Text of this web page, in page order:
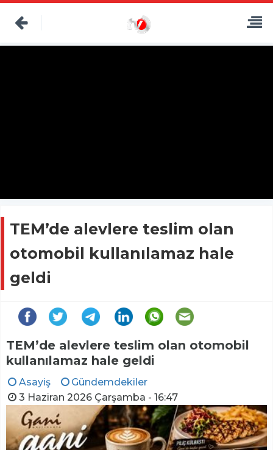
TEM’de alevlere teslim olan
otomobil kullanılamaz hale
geldi
TEM’de alevlere teslim olan otomobil
kullanılamaz hale geldi
Asayiş
Gündemdekiler
3 Haziran 2026 Çarşamba - 16:47